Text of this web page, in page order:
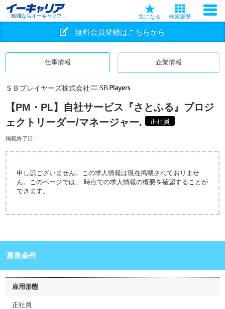
転職ならイーキャリア 気になる 検索履歴
無料会員登録はこちらから
仕事情報 企業情報
ＳＢプレイヤーズ株式会社
【PM・PL】自社サービス『さとふる』プロジ
ェクトリーダー/マネージャー.
正社員
掲載終了日：
申し訳ございません。この求人情報は現在掲載されておりませ
ん。このページでは、 時点での求人情報の概要を確認することが
できます。
募集条件
雇用形態
正社員